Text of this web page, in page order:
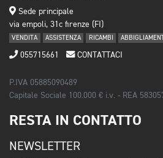
Sede principale
via empoli, 31c firenze (FI)
VENDITA ASSISTENZA RICAMBI
055715661 CONTATTACI
P.IVA 05885090489
Capitale Sociale 100.000 € i.v. - REA
RESTA IN CONTATTO
NEWSLETTER